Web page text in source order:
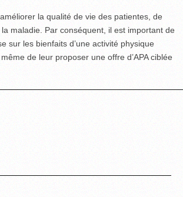
la qualité de vie des patientes, de
maladie. Par conséquent, il est important de
sur les bienfaits d’une activité physique
de leur proposer une offre d’APA ciblée